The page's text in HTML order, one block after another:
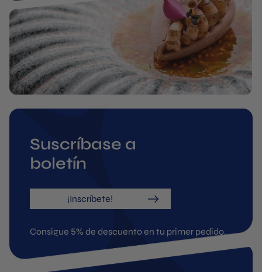
Suscríbase a
boletín
¡Inscríbete!
Consigue 5% de descuento en tu primer pedido.